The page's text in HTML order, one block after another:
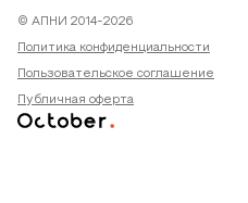
© АПНИ 2014-2026
Политика конфиденциальности
Пользовательское соглашение
Публичная оферта